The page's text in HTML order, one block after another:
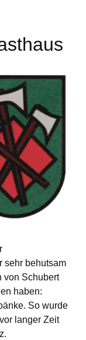
sehr behutsam
von Schubert
haben:
So wurde
langer Zeit